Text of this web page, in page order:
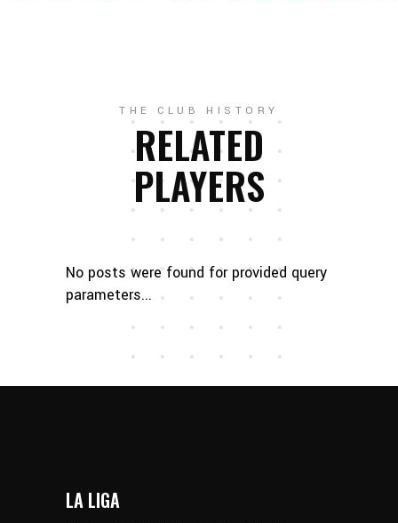
THE CLUB HISTORY
RELATED
PLAYERS
No posts were found for provided query
parameters...
LA LIGA